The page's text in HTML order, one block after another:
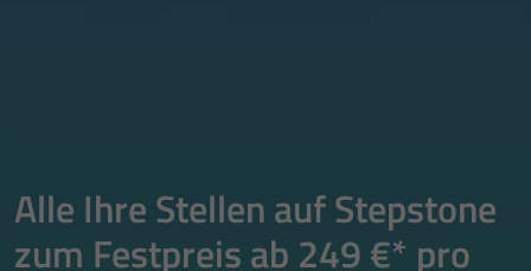
Alle Ihre Stellen auf Stepstone
zum Festpreis ab 249 €* pro